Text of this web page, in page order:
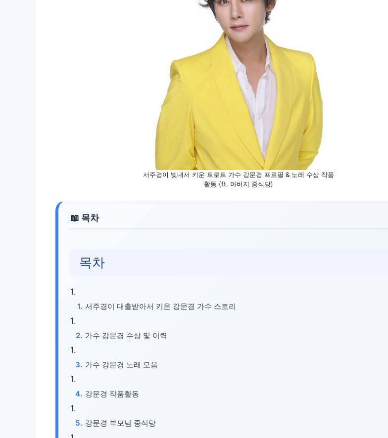
서주경이 빚내서 키운 트로트 가수 강문경 프로필 & 노래 수상 작품
활동 (ft. 아버지 중식당)
목차
서주경이 대출받아서 키운 강문경 가수 스토리
가수 강문경 수상 및 이력
가수 강문경 노래 모음
강문경 작품활동
강문경 부모님 중식당